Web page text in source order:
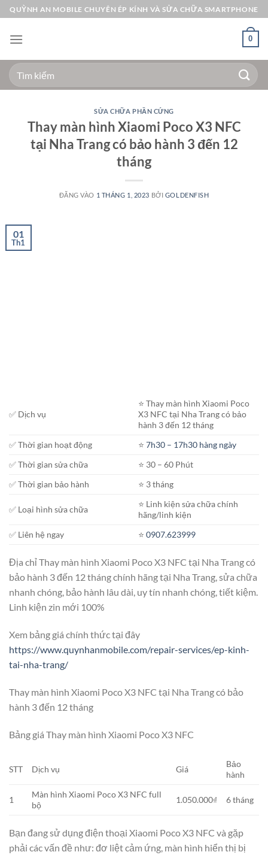
Bỏ
qua
nội
QUỲNH AN MOBILE CHUYÊN ÉP KÍNH VÀ SỬA CHỮA SMARTPHONE
0
Tìm
kiếm:
SỬA CHỮA PHẦN CỨNG
Thay màn hình Xiaomi Poco X3 NFC
tại Nha Trang có bảo hành 3 đến 12
tháng
ĐĂNG VÀO 1 THÁNG 1, 2023 BỞI GOLDENFISH
01
Th1
✅ Dịch vụ
⭐️ Thay màn hình Xiaomi Poco
X3 NFC tại Nha Trang có bảo
hành 3 đến 12 tháng
✅ Thời gian hoạt động
⭐️7h30 – 17h30 hàng ngày
✅ Thời gian sửa chữa
⭐️ 30 – 60 Phút
✅ Thời gian bảo hành
⭐️ 3 tháng
✅ Loại hình sửa chữa
⭐️ Linh kiện sửa chữa chính
hãng/linh kiện
✅ Liên hệ ngay
⭐️0907.623999
Địa chỉ Thay màn hình Xiaomi Poco X3 NFC tại Nha Trang có
bảo hành 3 đến 12 tháng chính hãng tại Nha Trang, sửa chữa
nhanh chóng, bảo hành lâu dài, uy tín nhanh chóng, tiết kiệm.
Linh kiện zin mới 100%
Xem bảng giá chính thức tại đây
https://www.quynhanmobile.com/repair-services/ep-kinh-
tai-nha-trang/
Thay màn hình Xiaomi Poco X3 NFC tại Nha Trang có bảo
hành 3 đến 12 tháng
Bảng giá Thay màn hình Xiaomi Poco X3 NFC
STT Dịch vụ Giá
Bảo
hành
1
Màn hình Xiaomi Poco X3 NFC full
bộ
1.050.000₫ 6 tháng
Bạn đang sử dụng điện thoại Xiaomi Poco X3 NFC và gặp
phải các vấn đề như: đơ liệt cảm ứng, màn hình hiển thị bị